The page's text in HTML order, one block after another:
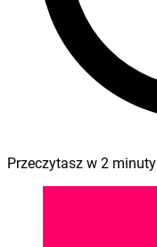
Przeczytasz w 2 minuty